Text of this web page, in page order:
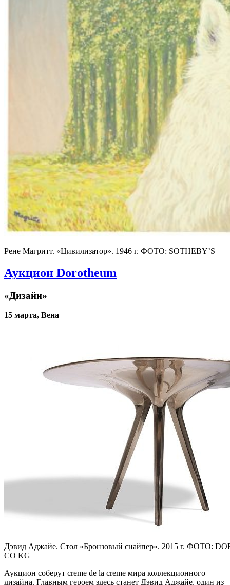
Рене Магритт. «Цивилизатор». 1946 г. ФОТО: SOTHEBY’S
Аукцион Dorotheum
«Дизайн»
15 марта, Вена
Дэвид Аджайе. Стол «Бронзовый снайпер». 2015 г. ФОТО:
CO KG
Аукцион соберут creme de la creme мира коллекционного
дизайна. Главным героем здесь станет Дэвид Аджайе, один из